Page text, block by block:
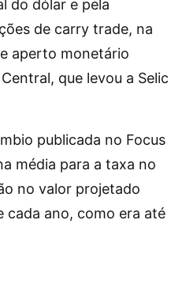
do dólar e pela
de carry trade, na
aperto monetário
que levou a Selic
publicada no Focus
média para a taxa no
no valor projetado
cada ano, como era até